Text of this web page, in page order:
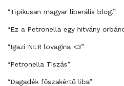
“Tipikusan magyar liberális blog.”
“Ez a Petronella egy hitvány
“Igazi NER lovagina <3”
“Petronella Tiszás”
“Dagadék főszakértő liba”